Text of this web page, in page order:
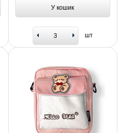
У кошик
шт